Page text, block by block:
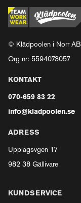
© Klädpoolen i Norr AB
Org nr: 5594073057
KONTAKT
070-659 83 22
info@kladpoolen.se
ADRESS
Upplagsvgen 17
982 38 Gällivare
KUNDSERVICE